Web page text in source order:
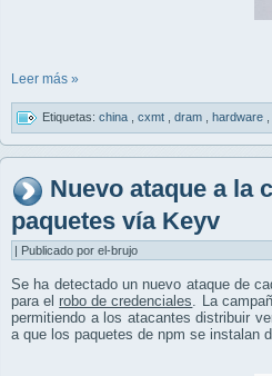
Leer más »
Etiquetas: china cxmt dram hardware
Nuevo ataque a la
paquetes vía Keyv
| Publicado por el-brujo
Se ha detectado un nuevo ataque de
para el robo de credenciales. La
permitiendo a los atacantes distribuir
a que los paquetes de npm se instalan